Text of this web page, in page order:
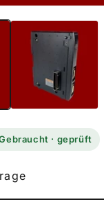
· geprüft